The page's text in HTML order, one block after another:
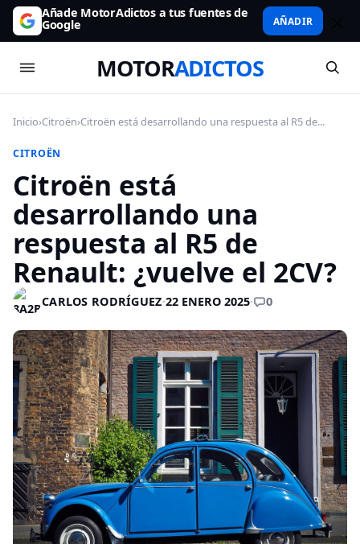
Añade MotorAdictos a tus fuentes de
Google AÑADIR
MOTORADICTOS
Inicio›Citroën›Citroën está desarrollando una respuesta al R5 de...
CITROËN
Citroën está
desarrollando una
respuesta al R5 de
Renault: ¿vuelve el 2CV?
CARLOS RODRÍGUEZ·22 ENERO 2025· 0